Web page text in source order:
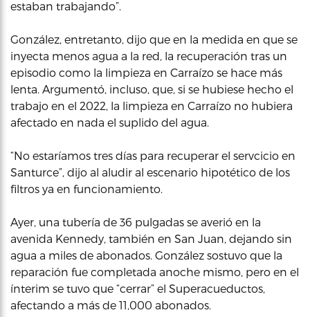
estaban trabajando”.
González, entretanto, dijo que en la medida en que se
inyecta menos agua a la red, la recuperación tras un
episodio como la limpieza en Carraízo se hace más
lenta. Argumentó, incluso, que, si se hubiese hecho el
trabajo en el 2022, la limpieza en Carraízo no hubiera
afectado en nada el suplido del agua.
“No estaríamos tres días para recuperar el servcicio en
Santurce”, dijo al aludir al escenario hipotético de los
filtros ya en funcionamiento.
Ayer, una tubería de 36 pulgadas se averió en la
avenida Kennedy, también en San Juan, dejando sin
agua a miles de abonados. González sostuvo que la
reparación fue completada anoche mismo, pero en el
ínterim se tuvo que “cerrar” el Superacueductos,
afectando a más de 11,000 abonados.